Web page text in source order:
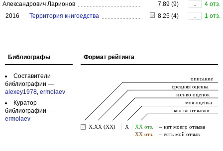
Александрович Ларионов
7.89 (9) -
4 отз.
2016
Территория книгоедства 8.25 (4) - 1 отз.
Формат рейтинга
Библиографы
Составители
библиографии —
alexey1978, ermolaev
Куратор
библиографии —
ermolaev